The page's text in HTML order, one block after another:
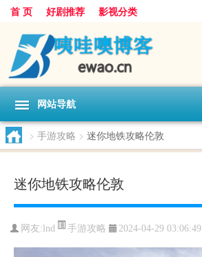
首 页 好剧推荐 影视分类
网站导航
> 手游攻略 > 迷你地铁攻略伦敦
迷你地铁攻略伦敦
网友: lnd 手游攻略 2024-04-29 03:06:49